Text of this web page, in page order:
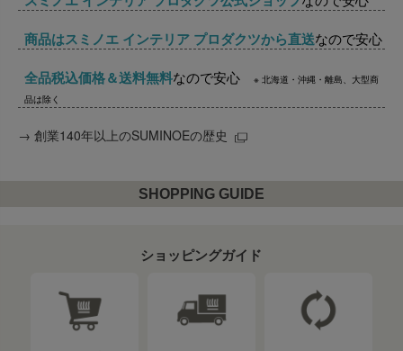
商品はスミノエ インテリア プロダクツから直送なので安心
全品税込価格＆送料無料なので安心※ 北海道・沖縄・離島、大型商
品は除く
→ 創業140年以上のSUMINOEの歴史
SHOPPING GUIDE
ショッピングガイド